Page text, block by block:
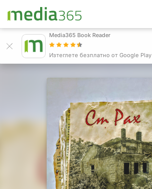
Вписване
Публикувай
Media365 Book Reader
Изтеглете безплатно от Google Play